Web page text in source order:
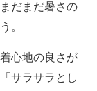
だまだ暑さの
。
心地の良さが
サラサラとし